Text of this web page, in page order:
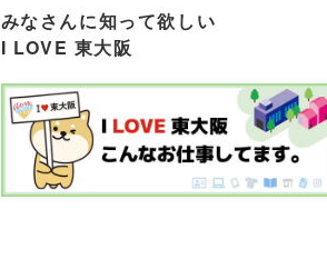
みなさんに知って欲しい
I LOVE 東大阪